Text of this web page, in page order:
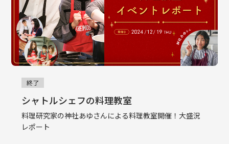
終了
シャトルシェフの料理教室
料理研究家の神社あゆさんによる料理教室開催！大盛況
レポート